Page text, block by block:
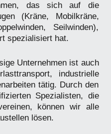
das sich auf die
(Kräne, Mobilkräne,
Seilwinden),
spezialisiert hat.
Unternehmen ist auch
industrielle
tätig. Durch den
Spezialisten, die
können wir alle
lösen.